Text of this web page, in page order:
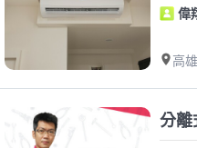
偉
高
分離